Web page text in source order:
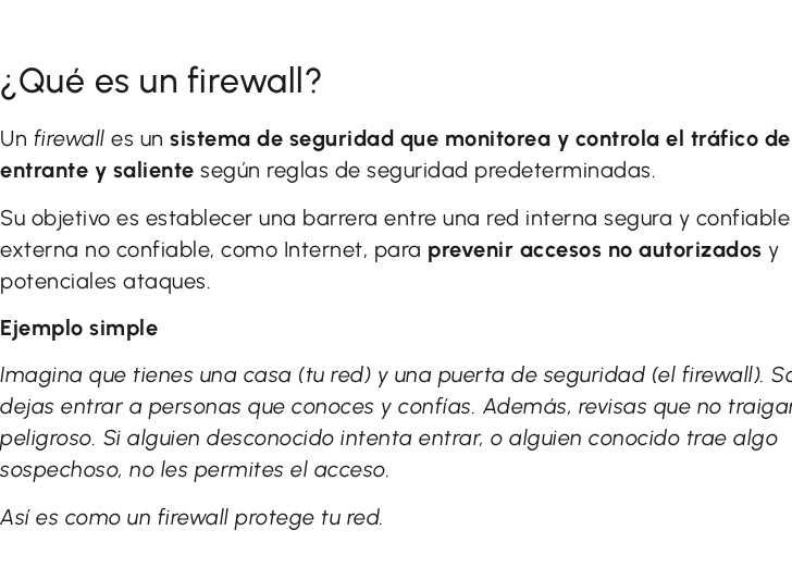
¿Qué es un firewall?
Un firewall es un sistema de seguridad que monitorea y controla el tráfico
entrante y saliente según reglas de seguridad predeterminadas.
Su objetivo es establecer una barrera entre una red interna segura y
externa no confiable, como Internet, para prevenir accesos no autorizados y
potenciales ataques.
Ejemplo simple
Imagina que tienes una casa (tu red) y una puerta de seguridad (el firewall).
dejas entrar a personas que conoces y confías. Además, revisas que no
peligroso. Si alguien desconocido intenta entrar, o alguien conocido trae algo
sospechoso, no les permites el acceso.
Así es como un firewall protege tu red.